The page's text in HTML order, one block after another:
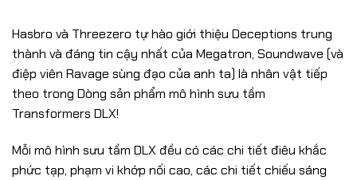
Hasbro và Threezero tự hào giới thiệu Deceptions trung
thành và đáng tin cậy nhất của Megatron, Soundwave (và
điệp viên Ravage sùng đạo của anh ta) là nhân vật tiếp
theo trong Dòng sản phẩm mô hình sưu tầm
Transformers DLX!
Mỗi mô hình sưu tầm DLX đều có các chi tiết điêu khắc
phức tạp, phạm vi khớp nối cao, các chi tiết chiếu sáng